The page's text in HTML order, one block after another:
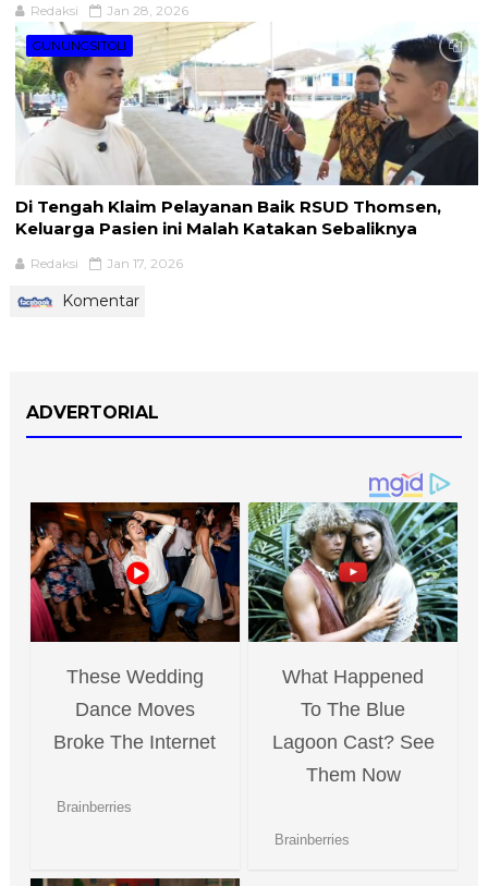
Redaksi Jan 28, 2026
GUNUNGSITOLI
Di Tengah Klaim Pelayanan Baik RSUD Thomsen,
Keluarga Pasien ini Malah Katakan Sebaliknya
Redaksi Jan 17, 2026
Komentar
ADVERTORIAL